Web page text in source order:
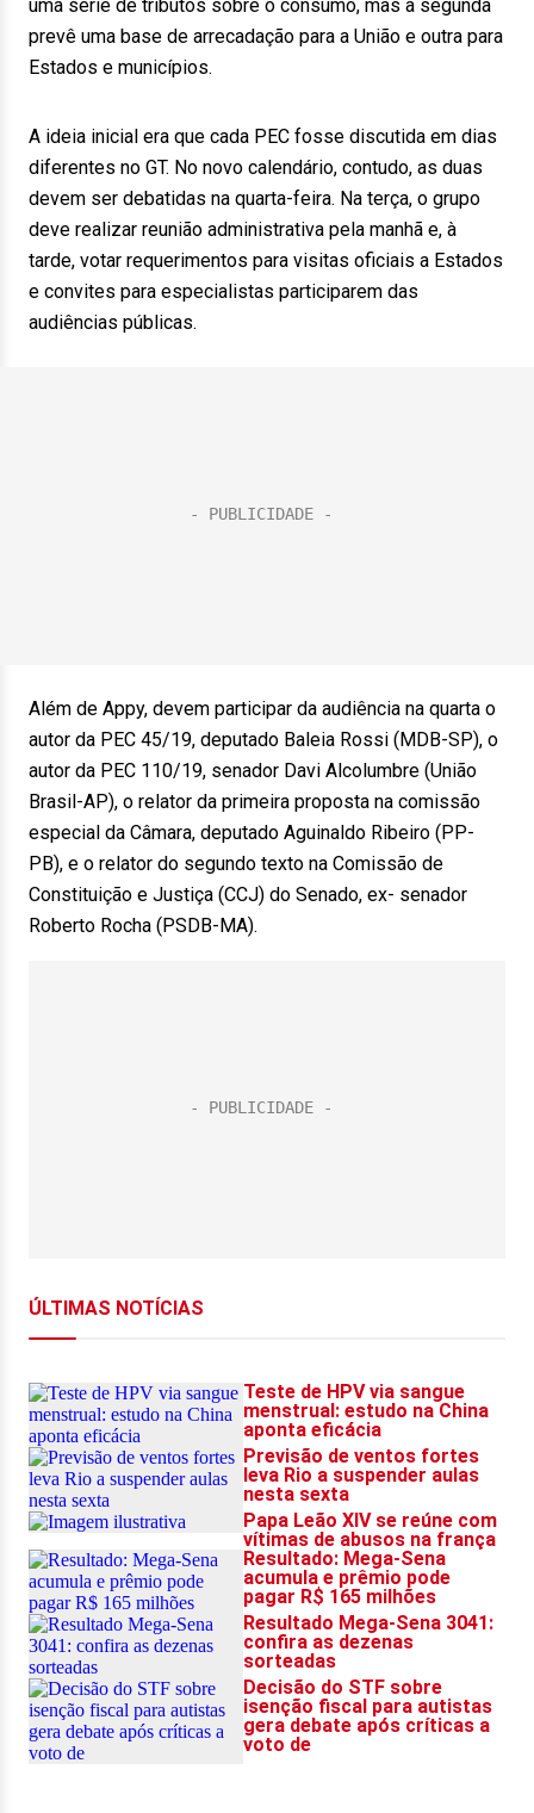
uma série de tributos sobre o consumo, mas a segunda
prevê uma base de arrecadação para a União e outra para
Estados e municípios.
A ideia inicial era que cada PEC fosse discutida em dias
diferentes no GT. No novo calendário, contudo, as duas
devem ser debatidas na quarta-feira. Na terça, o grupo
deve realizar reunião administrativa pela manhã e, à
tarde, votar requerimentos para visitas oficiais a Estados
e convites para especialistas participarem das
audiências públicas.
Além de Appy, devem participar da audiência na quarta o
autor da PEC 45/19, deputado Baleia Rossi (MDB-SP), o
autor da PEC 110/19, senador Davi Alcolumbre (União
Brasil-AP), o relator da primeira proposta na comissão
especial da Câmara, deputado Aguinaldo Ribeiro (PP-
PB), e o relator do segundo texto na Comissão de
Constituição e Justiça (CCJ) do Senado, ex- senador
Roberto Rocha (PSDB-MA).